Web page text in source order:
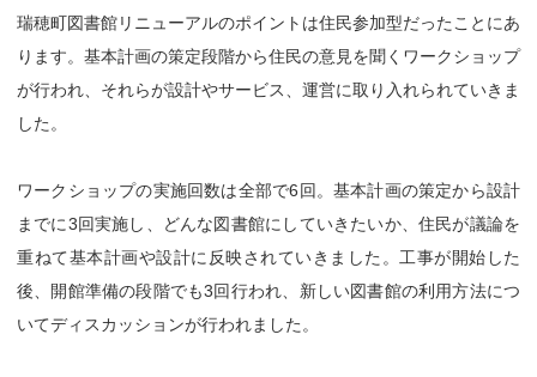
瑞穂町図書館リニューアルのポイントは住民参加型だったことにあ
ります。基本計画の策定段階から住民の意見を聞くワークショップ
が行われ、それらが設計やサービス、運営に取り入れられていきま
した。
ワークショップの実施回数は全部で6回。基本計画の策定から設計
までに3回実施し、どんな図書館にしていきたいか、住民が議論を
重ねて基本計画や設計に反映されていきました。工事が開始した
後、開館準備の段階でも3回行われ、新しい図書館の利用方法につ
いてディスカッションが行われました。